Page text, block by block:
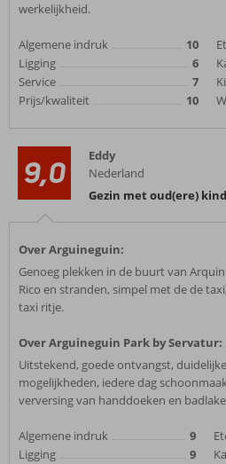
werkelijkheid.
Algemene indruk
10
Ligging
6
Service
7
Prijs/kwaliteit
10
9,0
Eddy
Nederland
Gezin met oud(ere)
Over Arguineguin:
Genoeg plekken in de buurt van
Rico en stranden, simpel met de de
taxi ritje.
Over Arguineguin Park by Servatur:
Uitstekend, goede ontvangst,
mogelijkheden, iedere dag
verversing van handdoeken en
Algemene indruk
9
Ligging
9